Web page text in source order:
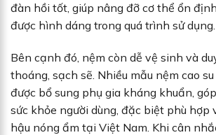
đàn hồi tốt, giúp nâng đỡ cơ thể ổn
được hình dáng trong quá trình sử dụng.
Bên cạnh đó, nệm còn dễ vệ sinh và
thoáng, sạch sẽ. Nhiều mẫu nệm cao
được bổ sung phụ gia kháng khuẩn,
sức khỏe người dùng, đặc biệt phù hợp
hậu nóng ẩm tại Việt Nam. Khi cân